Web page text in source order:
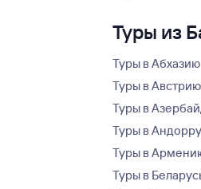
Туры из
Туры в Абхазию
Туры в Австрию
Туры в
Туры в Андорру
Туры в
Туры в